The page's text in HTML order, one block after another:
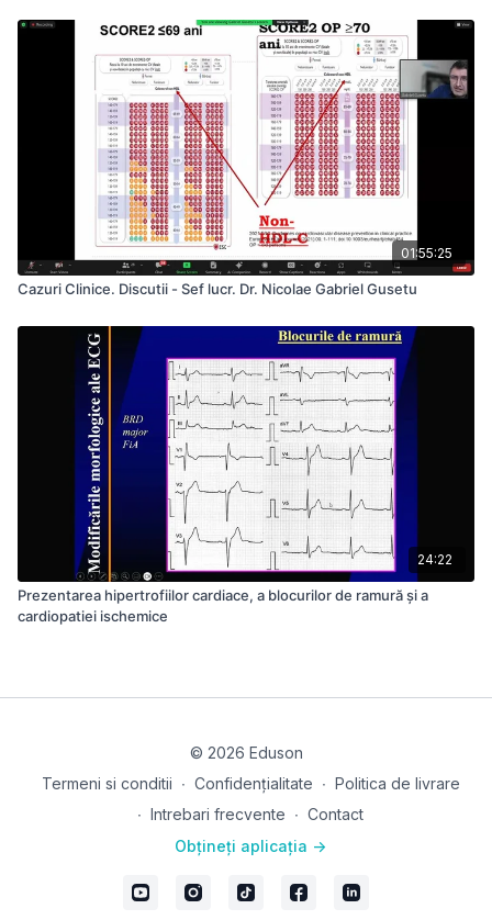
01:55:25
Cazuri Clinice. Discutii - Sef lucr. Dr. Nicolae Gabriel Gusetu
24:22
Prezentarea hipertrofiilor cardiace, a blocurilor de ramură și a
cardiopatiei ischemice
© 2026 Eduson
Termeni si conditii ∙ Confidențialitate ∙ Politica de livrare
∙ Intrebari frecvente ∙ Contact
Obțineți aplicația ->